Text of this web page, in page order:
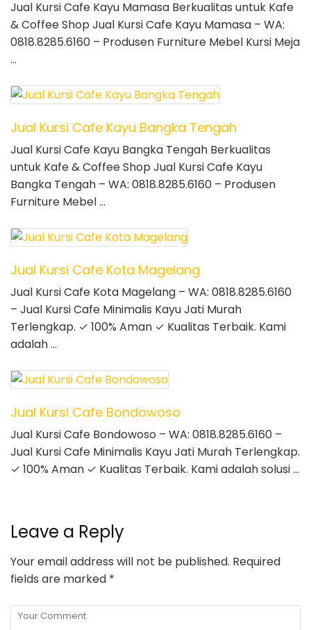
Jual Kursi Cafe Kayu Mamasa Berkualitas untuk Kafe
& Coffee Shop Jual Kursi Cafe Kayu Mamasa – WA:
0818.8285.6160 – Produsen Furniture Mebel Kursi Meja
…
Jual Kursi Cafe Kayu Bangka Tengah
Jual Kursi Cafe Kayu Bangka Tengah Berkualitas
untuk Kafe & Coffee Shop Jual Kursi Cafe Kayu
Bangka Tengah – WA: 0818.8285.6160 – Produsen
Furniture Mebel …
Jual Kursi Cafe Kota Magelang
Jual Kursi Cafe Kota Magelang – WA: 0818.8285.6160
– Jual Kursi Cafe Minimalis Kayu Jati Murah
Terlengkap. ✓ 100% Aman ✓ Kualitas Terbaik. Kami
adalah …
Jual Kursi Cafe Bondowoso
Jual Kursi Cafe Bondowoso – WA: 0818.8285.6160 –
Jual Kursi Cafe Minimalis Kayu Jati Murah Terlengkap.
✓ 100% Aman ✓ Kualitas Terbaik. Kami adalah solusi …
Leave a Reply
Your email address will not be published. Required
fields are marked *